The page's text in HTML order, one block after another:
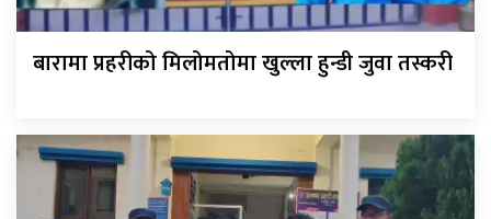
बारामा प्रहरीको मिलोमतोमा खुल्ला हुन्डी जुवा तस्करी